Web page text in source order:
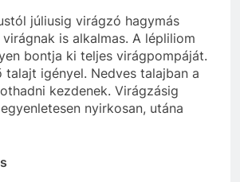
júliusig virágzó hagymás
is alkalmas. A lépliliom
bontja ki teljes virágpompáját.
igényel. Nedves talajban a
kezdenek. Virágzásig
nyirkosan, utána